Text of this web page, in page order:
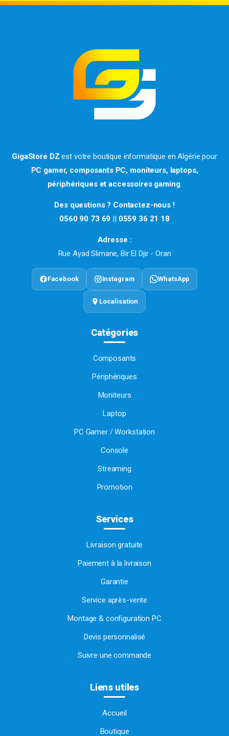
GigaStore DZ est votre boutique informatique en Algérie pour
PC gamer, composants PC, moniteurs, laptops,
périphériques et accessoires gaming.
Des questions ? Contactez-nous !
0560 90 73 69 || 0559 36 21 18
Adresse :
Rue Ayad Slimane, Bir El Djir - Oran
Facebook Instagram WhatsApp
Localisation
Catégories
Composants
Périphériques
Moniteurs
Laptop
PC Gamer / Workstation
Console
Streaming
Promotion
Services
Livraison gratuite
Paiement à la livraison
Garantie
Service après-vente
Montage & configuration PC
Devis personnalisé
Suivre une commande
Liens utiles
Accueil
Boutique